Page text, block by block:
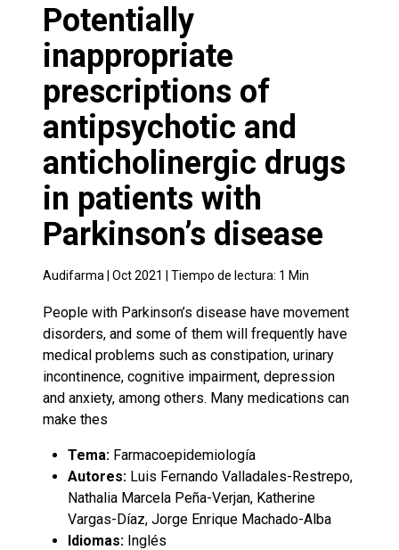
Potentially
inappropriate
prescriptions of
antipsychotic and
anticholinergic drugs
in patients with
Parkinson’s disease
Audifarma | Oct 2021 | Tiempo de lectura: 1 Min
People with Parkinson’s disease have movement
disorders, and some of them will frequently have
medical problems such as constipation, urinary
incontinence, cognitive impairment, depression
and anxiety, among others. Many medications can
make thes
Tema: Farmacoepidemiología
Autores: Luis Fernando Valladales-Restrepo,
Nathalia Marcela Peña-Verjan, Katherine
Vargas-Díaz, Jorge Enrique Machado-Alba
Idiomas: Inglés